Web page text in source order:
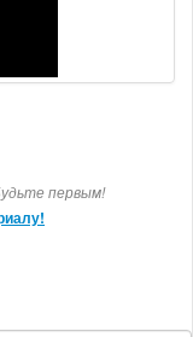
первым!